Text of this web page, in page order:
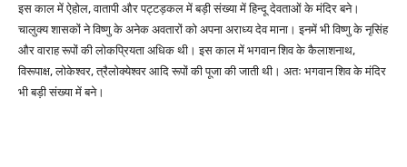
इस काल में ऐहोल, वातापी और पट्टड़कल में बड़ी संख्या में हिन्दू देवताओं के मंदिर बने।
चालुक्य शासकों ने विष्णु के अनेक अवतारों को अपना अराध्य देव माना। इनमें भी विष्णु के नृसिंह
और वाराह रूपों की लोकप्रियता अधिक थी। इस काल में भगवान शिव के कैलाशनाथ,
विरूपाक्ष, लोकेश्वर, त्रैलोक्येश्वर आदि रूपों की पूजा की जाती थी। अतः भगवान शिव के मंदिर
भी बड़ी संख्या में बने।